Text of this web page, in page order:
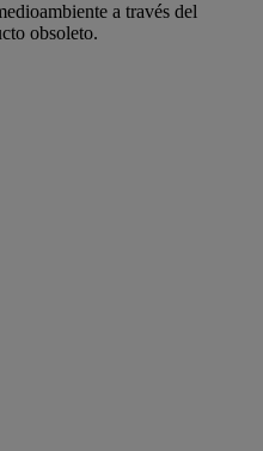
a través del
obsoleto.